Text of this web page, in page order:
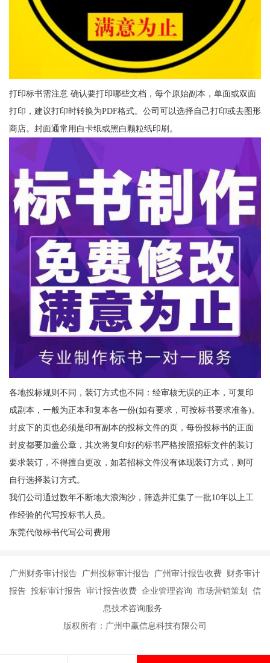
打印标书需注意 确认要打印哪些文档，每个原始副本，单面或双面
打印，建议打印时转换为PDF格式。公司可以选择自己打印或去图形
商店。封面通常用白卡纸或黑白颗粒纸印刷。
各地投标规则不同，装订方式也不同：经审核无误的正本，可复印
成副本，一般为正本和复本各一份(如有要求，可按标书要求准备)。
封皮下的页也必须是印有副本的投标文件的页，每份投标书的正面
封皮都要加盖公章，其次将复印好的标书严格按照招标文件的装订
要求装订，不得擅自更改，如若招标文件没有体现装订方式，则可
自行选择装订方式。
我们公司通过数年不断地大浪淘沙，筛选并汇集了一批10年以上工
作经验的代写投标书人员。
东莞代做标书代写公司费用
广州财务审计报告 广州投标审计报告 广州审计报告收费 财务审计
报告 投标审计报告 审计报告收费 企业管理咨询 市场营销策划 信
息技术咨询服务
版权所有：广州中赢信息科技有限公司